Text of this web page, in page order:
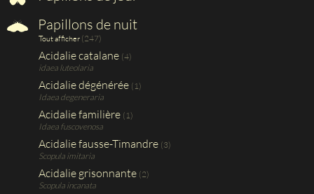
Papillons de nuit
Tout afficher (247)
Acidalie catalane (4)
idaea luteolaria
Acidalie dégénérée (1)
Idaea degeneraria
Acidalie familière (1)
Idaea fuscovenosa
Acidalie fausse-Timandre (3)
Scopula imitaria
Acidalie grisonnante (2)
Scopula incanata